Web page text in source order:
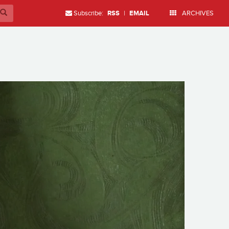
Subscribe: RSS | EMAIL ARCHIVES